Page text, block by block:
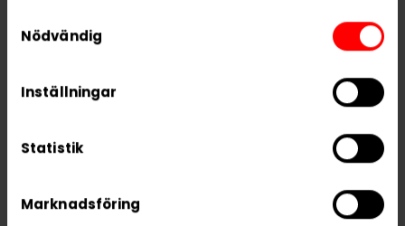
We work with
who may receive and
Nödvändig
Inställningar
Statistik
Marknadsföring
Portioner per dosa
Varumärke